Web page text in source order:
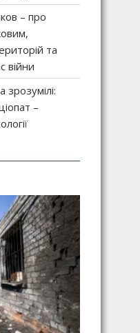
– про
та
війни
зрозумілі:
–